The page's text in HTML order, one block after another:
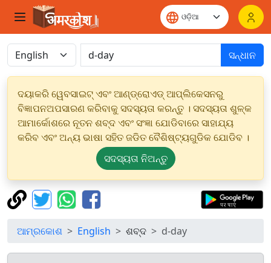
ସନ୍ଧାନ
ଦୟାକରି ୱେବସାଇଟ୍ ଏବଂ ଆଣ୍ଡ୍ରୋଏଡ୍ ଆପ୍ଲିକେସନରୁ
ବିଜ୍ଞାପନଅପସାରଣ କରିବାକୁ ସଦସ୍ୟତା କରନ୍ତୁ । ସଦସ୍ୟତା ଶୁଳ୍କ
ଆମାର୍କୋଶରେ ନୂତନ ଶବ୍ଦ ଏବଂ ସଂଜ୍ଞା ଯୋଡିବାରେ ସାହାଯ୍ୟ
କରିବ ଏବଂ ଅନ୍ୟ ଭାଷା ସହିତ ଜଡିତ ବୈଶିଷ୍ଟ୍ୟଗୁଡିକ ଯୋଡିବ ।
ସଦସ୍ୟତା ନିଅନ୍ତୁ
ଆମ୍ରକୋଶ English ଶବ୍ଦ d-day